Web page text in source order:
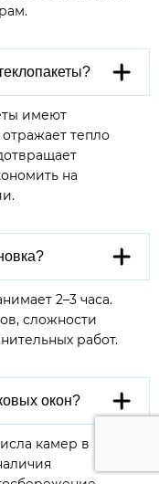
имеют
тепло
на
2–3 часа.
сложности
работ.
окон?
камер в